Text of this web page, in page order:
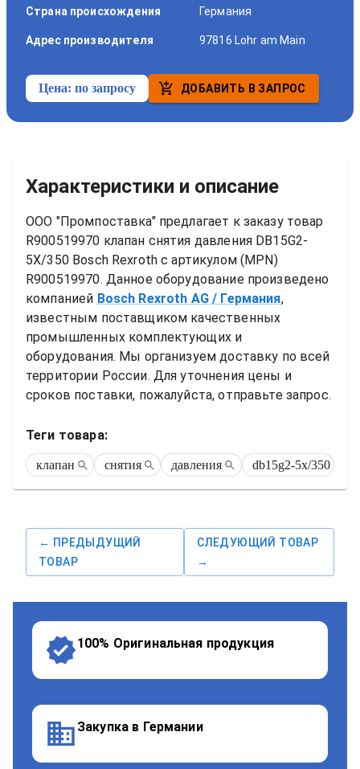
Страна происхождения Германия
Адрес производителя 97816 Lohr am Main
Цена: по запросу ДОБАВИТЬ В ЗАПРОС
Характеристики и описание
ООО "Промпоставка" предлагает к заказу товар
R900519970 клапан снятия давления DB15G2-
5X/350 Bosch Rexroth
с артикулом (MPN)
R900519970. Данное оборудование произведено
компанией Bosch Rexroth AG / Германия,
известным поставщиком качественных
промышленных комплектующих и
оборудования. Мы организуем доставку по всей
территории России. Для уточнения цены и
сроков поставки, пожалуйста, отправьте запрос.
Теги товара:
клапан снятия давления db15g2-5x/350
← ПРЕДЫДУЩИЙ
ТОВАР
СЛЕДУЮЩИЙ ТОВАР
→
100% Оригинальная продукция
Закупка в Германии